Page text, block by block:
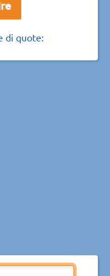
di quote: